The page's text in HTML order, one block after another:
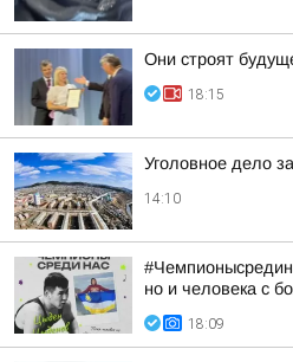
Они строят
18:15
Уголовное дело
14:10
но и человека с
18:09